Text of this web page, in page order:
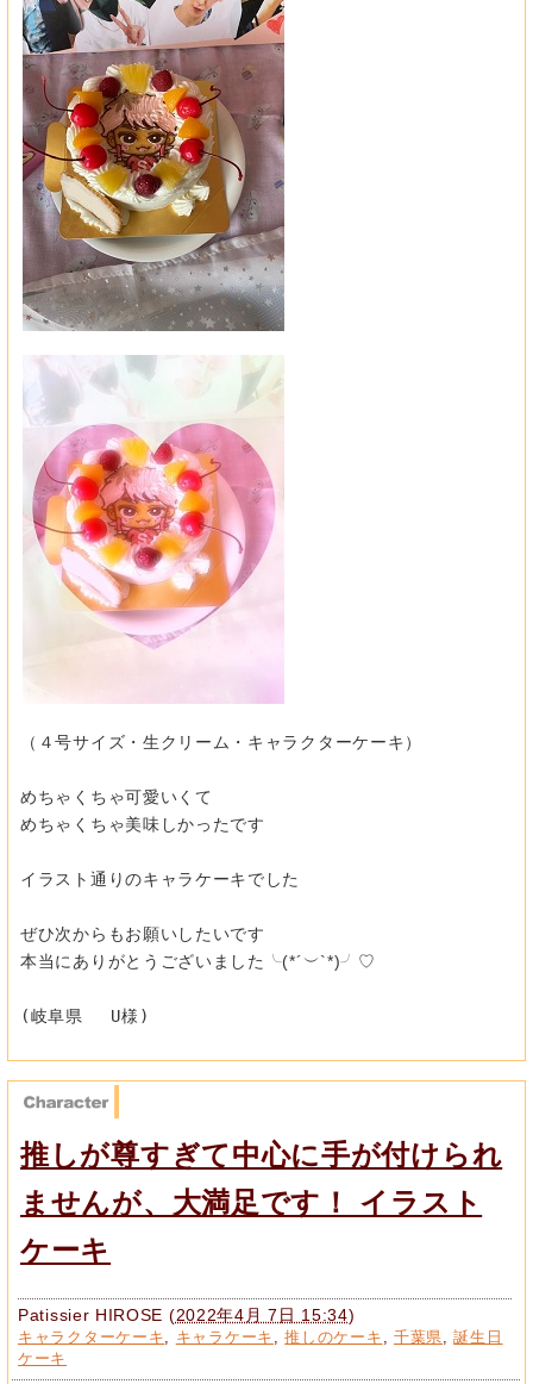
（４号サイズ・生クリーム・キャラクターケーキ）
めちゃくちゃ可愛いくて
めちゃくちゃ美味しかったです
イラスト通りのキャラケーキでした
ぜひ次からもお願いしたいです
本当にありがとうございました╰(*´︶`*)╯♡
(岐阜県 U様)
推しが尊すぎて中心に手が付けられ
ませんが、大満足です！ イラスト
ケーキ
Patissier HIROSE (2022年4月 7日 15:34)
キャラクターケーキ キャラケーキ ,推しのケーキ 千葉県 ,誕生日
ケーキ